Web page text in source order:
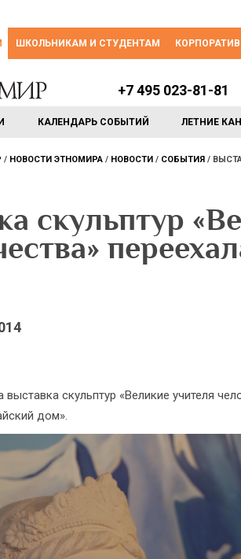
ШКОЛЬНИКАМ И СТУДЕНТАМ
КАЛЕНДАРЬ СОБЫТИЙ ЛЕТНИЕ
+7 495 023-81-81
НОВОСТИ ЭТНОМИРА НОВОСТИ СОБЫТИЯ
скульптур
скульптур «Великие учителя
дом».